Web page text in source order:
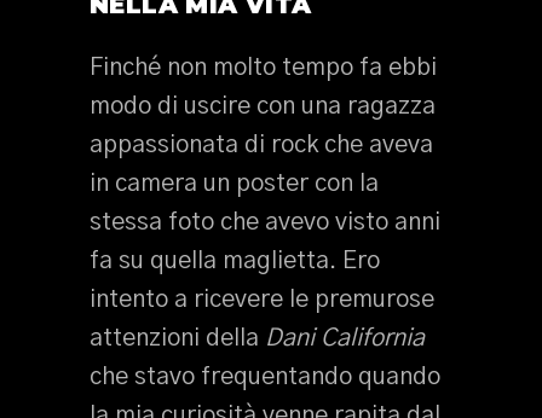
Finché non molto tempo fa ebbi
modo di uscire con una ragazza
appassionata di rock che aveva
in camera un poster con la
stessa foto che avevo visto anni
fa su quella maglietta. Ero
intento a ricevere le premurose
attenzioni della Dani California
che stavo frequentando quando